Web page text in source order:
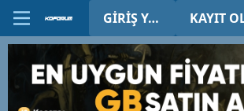
GIRIŞ YAP KAYIT